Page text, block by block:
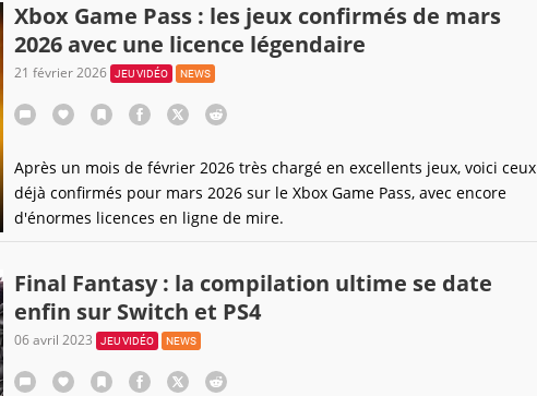
Xbox Game Pass : les jeux confirmés de mars
2026 avec une licence légendaire
21 février 2026 JEU VIDÉO NEWS
Après un mois de février 2026 très chargé en excellents jeux, voici ceux
déjà confirmés pour mars 2026 sur le Xbox Game Pass, avec encore
d'énormes licences en ligne de mire.
Final Fantasy : la compilation ultime se date
enfin sur Switch et PS4
06 avril 2023 JEU VIDÉO NEWS